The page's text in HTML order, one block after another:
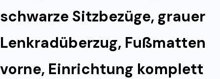
schwarze Sitzbezüge, grauer
Lenkradüberzug, Fußmatten
vorne, Einrichtung komplett